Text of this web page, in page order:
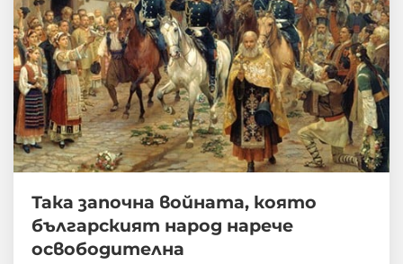
Така започна войната, която
българският народ нарече
освободителна